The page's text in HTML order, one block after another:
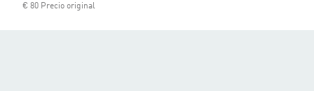
€ 80 Precio original